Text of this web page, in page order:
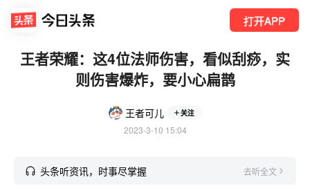
打开APP
王者荣耀：这4位法师伤害，看似刮痧，实
则伤害爆炸，要小心扁鹊
王者可儿 关注
2023-3-10 15:04
头条听资讯，时事尽掌握 去听全文